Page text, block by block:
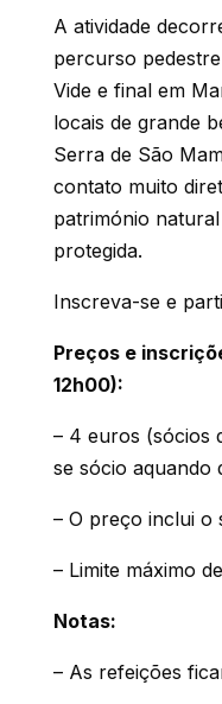
A atividade
percurso
Vide e final em
locais de grande
Serra de São
contato muito
património
protegida.
Inscreva-se e
Preços e
12h00):
– 4 euros (sócios
se sócio aquando
– O preço inclui o
– Limite máximo
Notas:
– As refeições